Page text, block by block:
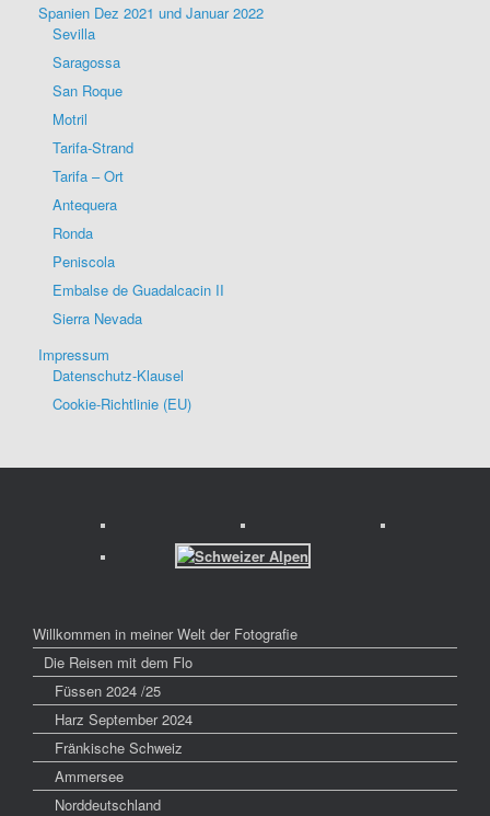
Spanien Dez 2021 und Januar 2022
Sevilla
Saragossa
San Roque
Motril
Tarifa-Strand
Tarifa – Ort
Antequera
Ronda
Peniscola
Embalse de Guadalcacin II
Sierra Nevada
Impressum
Datenschutz-Klausel
Cookie-Richtlinie (EU)
Willkommen in meiner Welt der Fotografie
Die Reisen mit dem Flo
Füssen 2024 /25
Harz September 2024
Fränkische Schweiz
Ammersee
Norddeutschland